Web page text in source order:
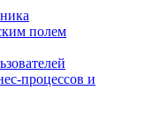
полем
процессов и